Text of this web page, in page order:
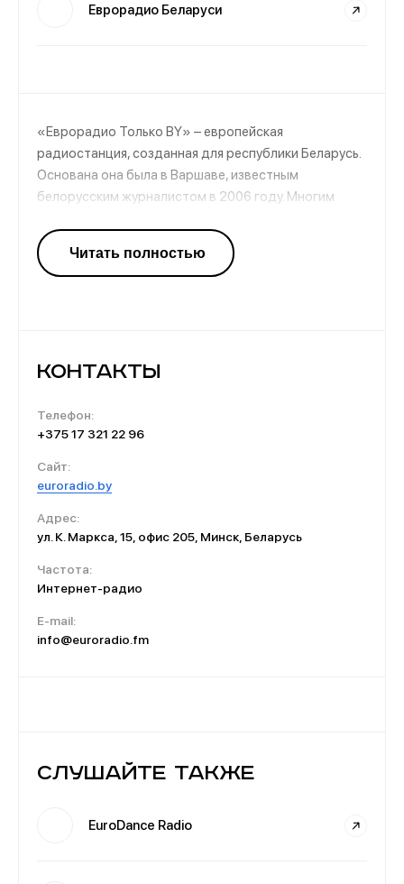
Еврорадио Беларуси
«Еврорадио Только BY» – европейская
радиостанция, созданная для республики Беларусь.
Основана она была в Варшаве, известным
белорусским журналистом в 2006 году. Многим
полезной и актуальной информации и хорошей
музыки. И именно этот радиоканал работает для
Контакты
Телефон:
+375 17 321 22 96
Сайт:
euroradio.by
Адрес:
ул. К. Маркса, 15, офис 205, Минск, Беларусь
Частота:
Интернет-радио
E-mail:
info@euroradio.fm
Слушайте также
EuroDance Radio